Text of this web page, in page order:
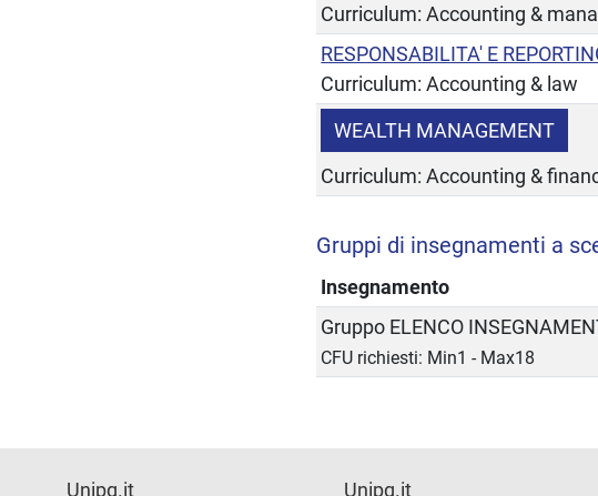
Curriculum: Accounting &
RESPONSABILITA' E
Curriculum: Accounting & law
WEALTH MANAGEMENT
Curriculum: Accounting &
Gruppi di insegnamenti a
Insegnamento
Gruppo ELENCO
CFU richiesti: Min1 - Max18
Unipg.it Unipg.it